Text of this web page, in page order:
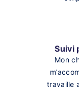
Suivi
Mon
travaille